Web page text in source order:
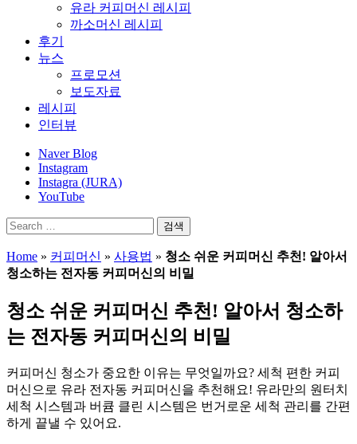
유라 커피머신 레시피
까소머신 레시피
후기
뉴스
프로모션
보도자료
레시피
인터뷰
Naver Blog
Instagram
Instagra (JURA)
YouTube
검
Home » 커피머신 » 사용법 » 청소 쉬운 커피머신 추천! 알아서
청소하는 전자동 커피머신의 비밀
청소 쉬운 커피머신 추천! 알아서 청소하
는 전자동 커피머신의 비밀
커피머신 청소가 중요한 이유는 무엇일까요? 세척 편한 커피
머신으로 유라 전자동 커피머신을 추천해요! 유라만의 원터치
세척 시스템과 버큠 클린 시스템은 번거로운 세척 관리를 간편
하게 끝낼 수 있어요.